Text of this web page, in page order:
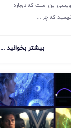
این است که دوباره
که چرا...
بیشتر بخوانید ...